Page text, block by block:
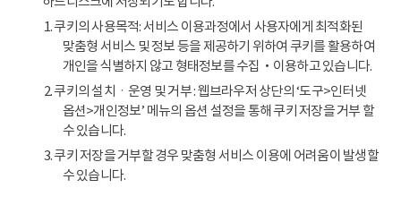
1. 쿠키의 사용목적: 서비스 이용과정에서 사용자에게 최적화된
맞춤형 서비스 및 정보 등을 제공하기 위하여 쿠키를 활용하여
개인을 식별하지 않고 형태정보를 수집‧이용하고 있습니다.
2. 쿠키의 설치ㆍ운영 및 거부 : 웹브라우저 상단의 ‘도구>인터넷
옵션>개인정보’ 메뉴의 옵션 설정을 통해 쿠키 저장을 거부 할
수 있습니다.
3. 쿠키 저장을 거부할 경우 맞춤형 서비스 이용에 어려움이 발생할
수 있습니다.